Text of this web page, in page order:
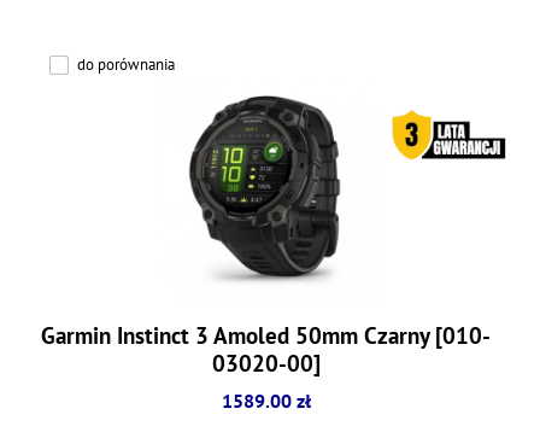
do porównania
Garmin Instinct 3 Amoled 50mm Czarny [010-
03020-00]
1589.00 zł